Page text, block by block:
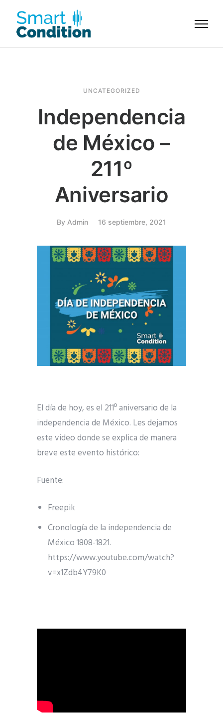
UNCATEGORIZED
Independencia
de México –
211º
Aniversario
By Admin 16 septiembre, 2021
El día de hoy, es el 211º aniversario de la
independencia de México. Les dejamos
este video donde se explica de manera
breve este evento histórico:
Fuente:
Freepik
Cronología de la independencia de
México 1808-1821.
https://www.youtube.com/watch?
v=x1Zdb4Y79K0